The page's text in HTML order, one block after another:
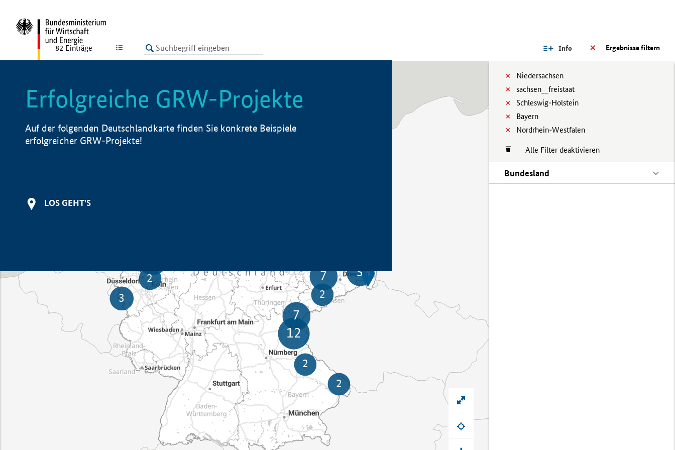
LISTE Ergebnisse filtern
Info
Niedersachsen
sachsen__freistaat
Schleswig-Holstein
Bayern
Nordrhein-Westfalen
Alle Filter deaktivieren
Bundesland
82 Einträge
Erfolgreiche GRW-Projekte
Auf der folgenden Deutschlandkarte finden Sie konkrete Beispiele
erfolgreicher GRW-Projekte!
LOS GEHT'S